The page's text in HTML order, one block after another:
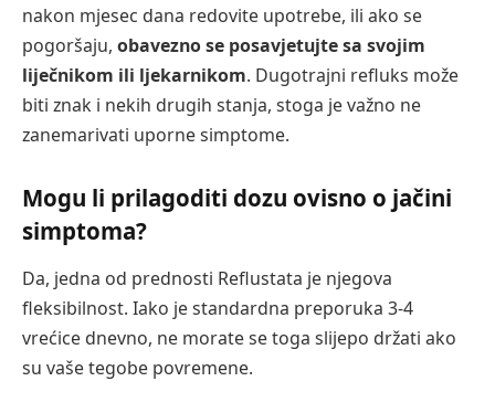
nakon mjesec dana redovite upotrebe, ili ako se
pogoršaju, obavezno se posavjetujte sa svojim
liječnikom ili ljekarnikom. Dugotrajni refluks može
biti znak i nekih drugih stanja, stoga je važno ne
zanemarivati uporne simptome.
Mogu li prilagoditi dozu ovisno o jačini
simptoma?
Da, jedna od prednosti Reflustata je njegova
fleksibilnost. Iako je standardna preporuka 3-4
vrećice dnevno, ne morate se toga slijepo držati ako
su vaše tegobe povremene.